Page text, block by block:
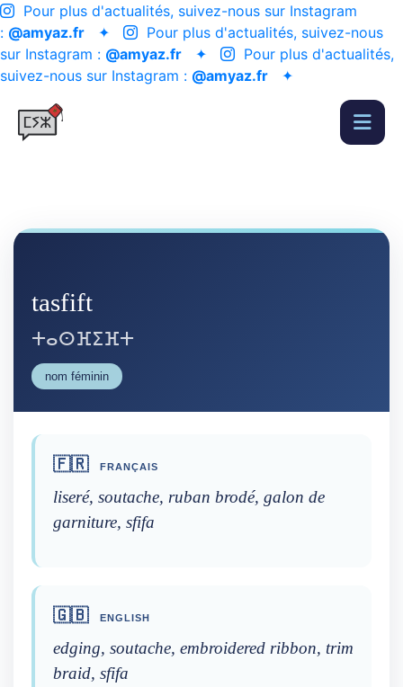
Pour plus d'actualités, suivez-nous sur Instagram
: @amyaz.fr ✦
Pour plus d'actualités, suivez-nous
sur Instagram : @amyaz.fr ✦
Pour plus d'actualités,
suivez-nous sur Instagram : @amyaz.fr ✦
tasfift
ⵜⴰⵙⴼⵉⴼⵜ
nom féminin
🇫🇷 FRANÇAIS
liseré, soutache, ruban brodé, galon de
garniture, sfifa
🇬🇧 ENGLISH
edging, soutache, embroidered ribbon, trim
braid, sfifa